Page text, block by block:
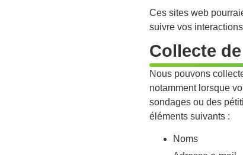
Ces sites web
suivre vos
Collecte
Nous pouvons
notamment lorsque
sondages ou des
éléments suivants :
Noms